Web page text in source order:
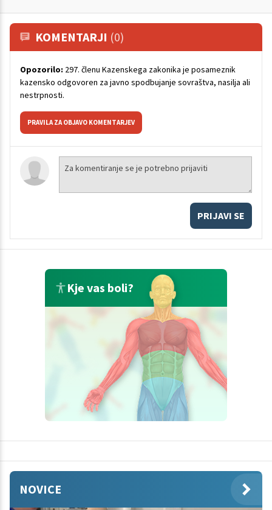
KOMENTARJI (0)
Opozorilo: 297. členu Kazenskega zakonika je posameznik
kazensko odgovoren za javno spodbujanje sovraštva, nasilja ali
nestrpnosti.
PRAVILA ZA OBJAVO KOMENTARJEV
PRIJAVI SE
Kje vas boli?
NOVICE